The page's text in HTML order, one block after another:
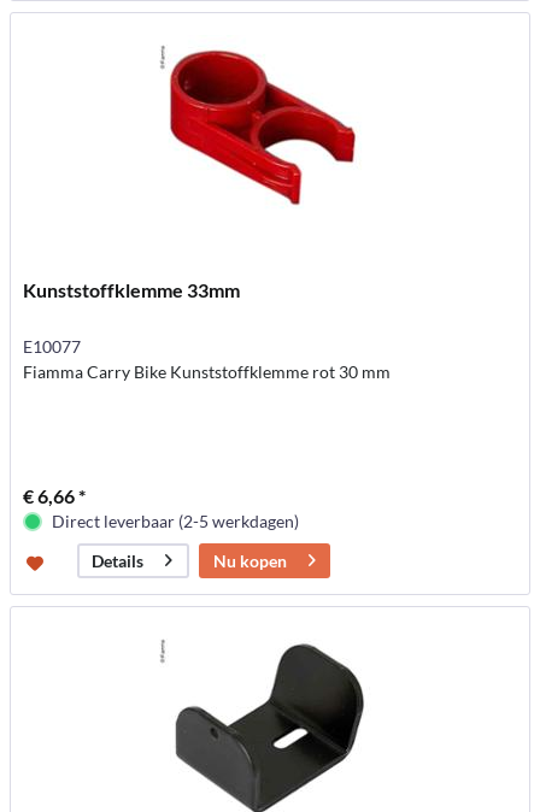
Kunststoffklemme 33mm
E10077
Fiamma Carry Bike Kunststoffklemme rot 30 mm
€ 6,66 *
Direct leverbaar (2-5 werkdagen)
Details
Nu kopen